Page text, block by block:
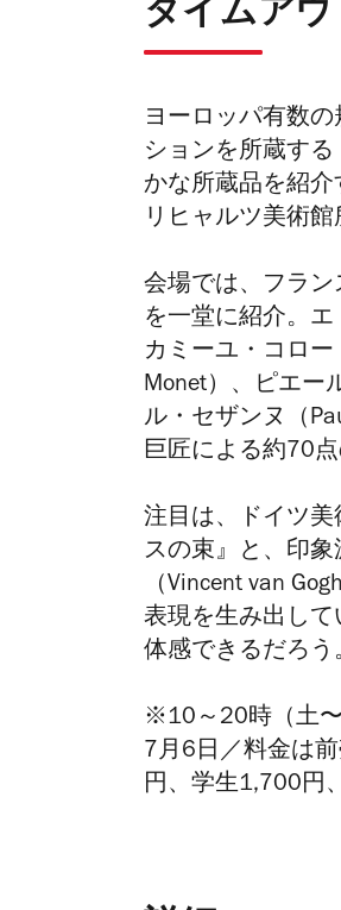
タイムア
ヨーロッパ有数
ションを所蔵す
かな所蔵品を紹
リヒャルツ美術
会場では、フラ
を一堂に紹介。
カミーユ・コロー
Monet）、ピエー
ル・セザンヌ（
巨匠による約70点
注目は、ドイツ
スの束』と、印
（ Vincent van Gogh
表現を生み出し
体感できるだろう
※10～20時（土
7月6日／料金は
円、学生1,700円